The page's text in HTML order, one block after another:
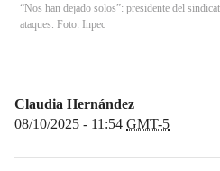
“Nos han dejado solos”: presidente del
ataques. Foto: Inpec
Claudia Hernández
08/10/2025 - 11:54 GMT-5